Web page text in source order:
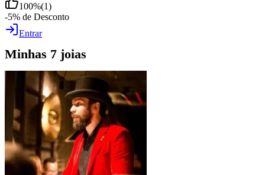
100%(1)
-5% de Desconto
Entrar
Minhas 7 joias